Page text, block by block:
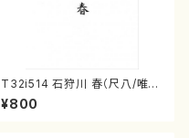
T32i514 石狩川 春（尺八/唯是
震一/楽譜）都山no:2223
¥800